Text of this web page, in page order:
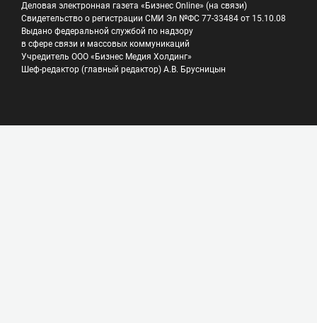
Деловая электронная газета «Бизнес Online» (на связи)
Свидетельство о регистрации СМИ Эл №ФС 77-33484 от 15.10.08
Выдано федеральной службой по надзору
в сфере связи и массовых коммуникаций
Учредитель ООО «Бизнес Медия Холдинг»
Шеф-редактор (главный редактор) А.В. Брусницын